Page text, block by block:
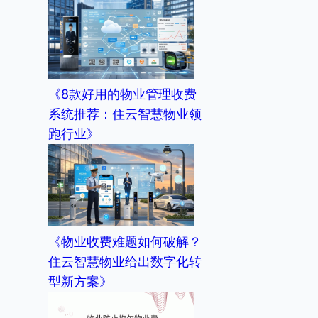
《8款好用的物业管理收费
系统推荐：住云智慧物业领
跑行业》
《物业收费难题如何破解？
住云智慧物业给出数字化转
型新方案》